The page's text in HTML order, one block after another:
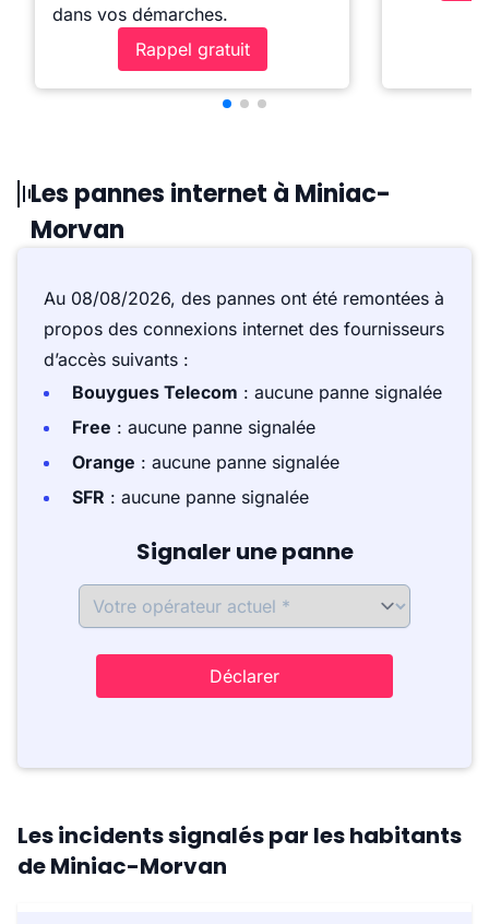
dans vos démarches.
Rappel gratuit
Les pannes internet à Miniac-
Morvan
Au 08/08/2026, des pannes ont été remontées à
propos des connexions internet des fournisseurs
d’accès suivants :
Bouygues Telecom : aucune panne signalée
Free : aucune panne signalée
Orange : aucune panne signalée
SFR : aucune panne signalée
Signaler une panne
Déclarer
Les incidents signalés par les habitants
de Miniac-Morvan